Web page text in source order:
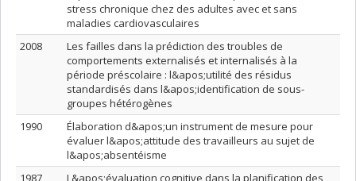
stress chronique chez des adultes avec et sans
maladies cardiovasculaires
2008
Les failles dans la prédiction des troubles de
comportements externalisés et internalisés à la
période préscolaire : l&apos;utilité des résidus
standardisés dans l&apos;identification de sous-
groupes hétérogènes
1990
Élaboration d&apos;un instrument de mesure pour
évaluer l&apos;attitude des travailleurs au sujet de
l&apos;absentéisme
1987
L&apos;évaluation cognitive dans la planification des